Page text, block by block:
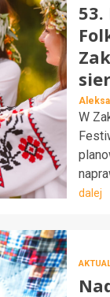
W
dalej